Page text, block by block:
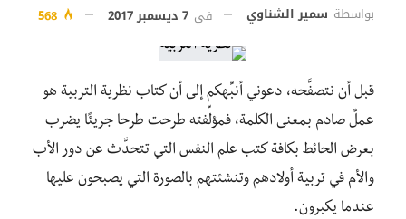
بواسطة سمير الشناوي في 7 ديسمبر 2017
قبل أن نتصفَّحه، دعوني أنبِّهكم إلى أن كتاب نظرية التربية هو
عملٌ صادم بمعنى الكلمة، فمؤلِّفته طرحت طرحا جريئًا يضرب
بعرض الحائط بكافة كتب علم النفس التي تتحدَّث عن دور الأب
والأم في تربية أولادهم وتنشئتهم بالصورة التي يصبحون عليها
عندما يكبرون.